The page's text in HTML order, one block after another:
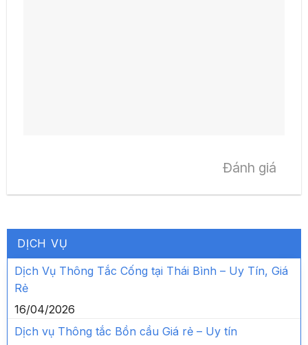
Đánh giá
DỊCH VỤ
Dịch Vụ Thông Tắc Cống tại Thái Bình – Uy Tín, Giá
Rẻ
16/04/2026
Dịch vụ Thông tắc Bồn cầu Giá rẻ – Uy tín